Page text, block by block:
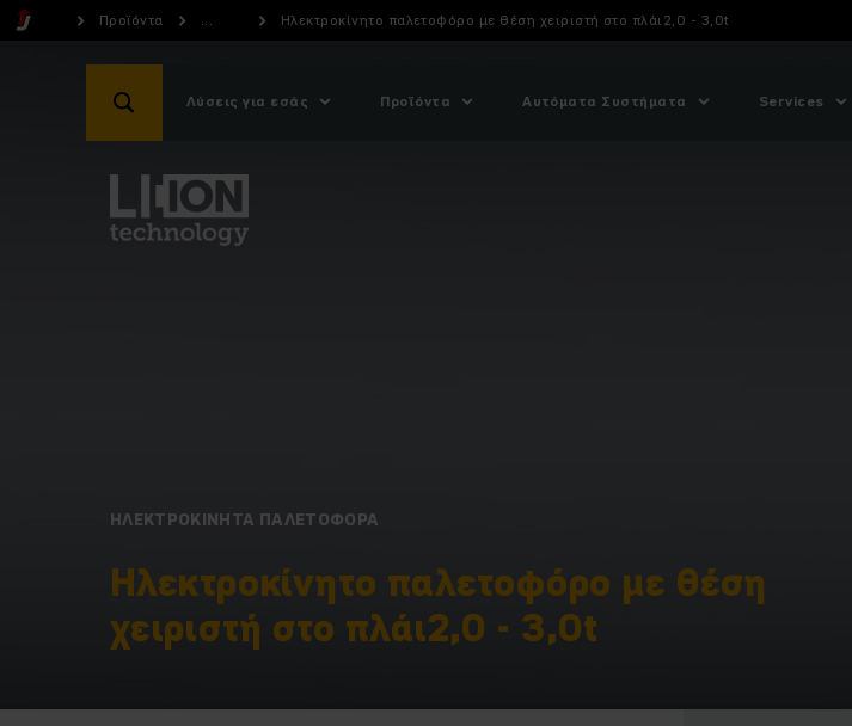
Προϊόντα ... Ηλεκτροκίνητο παλετοφόρο με θέση χειριστή στο πλάι2,0 - 3,0t
Λύσεις για εσάς Προϊόντα Αυτόματα Συστήματα Services
ΗΛΕΚΤΡΟΚΊΝΗΤΑ ΠΑΛΕΤΟΦΌΡΑ
Ηλεκτροκίνητο παλετοφόρο με θέση
χειριστή στο πλάι2,0 - 3,0t